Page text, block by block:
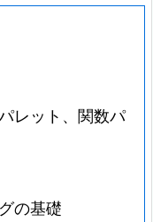
レット、関数パ
の基礎